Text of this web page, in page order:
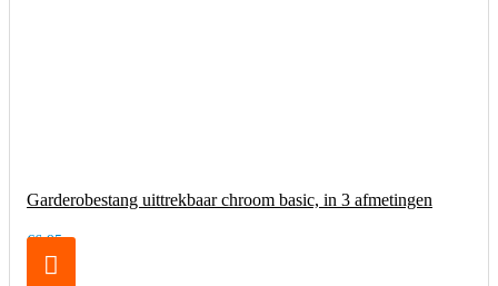
Garderobestang uittrekbaar chroom basic, in 3 afmetingen
€6,95